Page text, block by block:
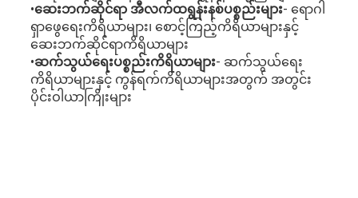
•ဆေးဘက်ဆိုင်ရာ အီလက်ထရွန်းနစ်ပစ္စည်းများ- ရောဂါ
ရှာဖွေရေးကိရိယာများ၊ စောင့်ကြည့်ကိရိယာများနှင့်
ဆေးဘက်ဆိုင်ရာကိရိယာများ
•ဆက်သွယ်ရေးပစ္စည်းကိရိယာများ- ဆက်သွယ်ရေး
ကိရိယာများနှင့် ကွန်ရက်ကိရိယာများအတွက် အတွင်း
ပိုင်းဝါယာကြိုးများ